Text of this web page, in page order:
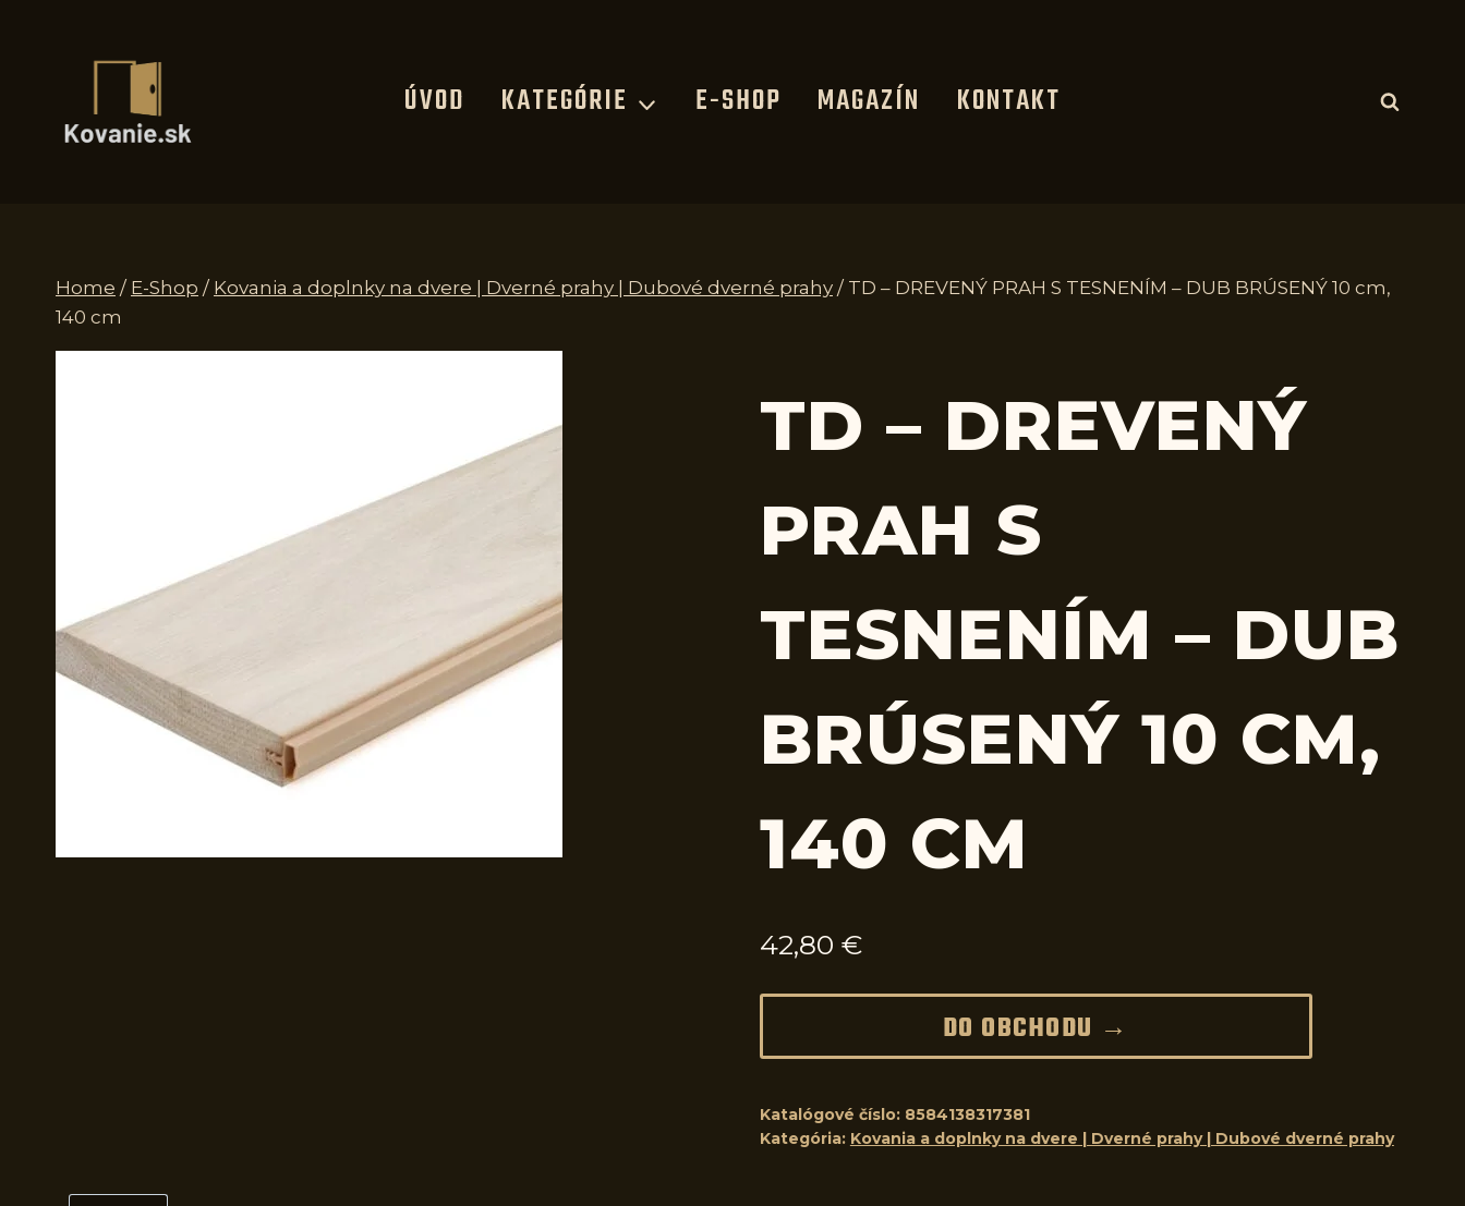
ÚVOD KATEGÓRIE E-SHOP MAGAZÍN KONTAKT
Home / E-Shop / Kovania a doplnky na dvere | Dverné prahy | Dubové dverné prahy / TD – DREVENÝ PRAH S TESNENÍM – DUB BRÚSENÝ 10 cm,
140 cm
TD – DREVENÝ
PRAH S
TESNENÍM – DUB
BRÚSENÝ 10 CM,
140 CM
42,80 €
DO OBCHODU →
Katalógové číslo: 8584138317381
Kategória: Kovania a doplnky na dvere | Dverné prahy | Dubové dverné prahy